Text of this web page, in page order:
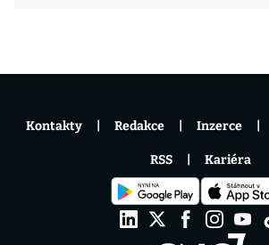
Kontakty Redakce Inzerce
RSS Kariéra